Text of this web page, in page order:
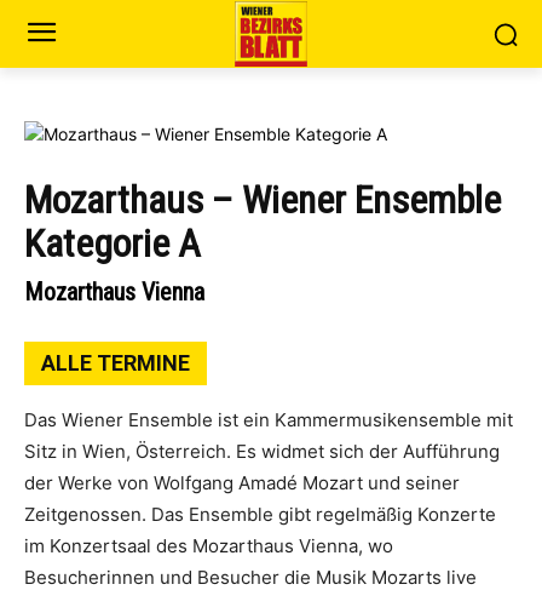
Mozarthaus – Wiener Ensemble
Kategorie A
Mozarthaus Vienna
ALLE TERMINE
Das Wiener Ensemble ist ein Kammermusikensemble mit
Sitz in Wien, Österreich. Es widmet sich der Aufführung
der Werke von Wolfgang Amadé Mozart und seiner
Zeitgenossen. Das Ensemble gibt regelmäßig Konzerte
im Konzertsaal des Mozarthaus Vienna, wo
Besucherinnen und Besucher die Musik Mozarts live